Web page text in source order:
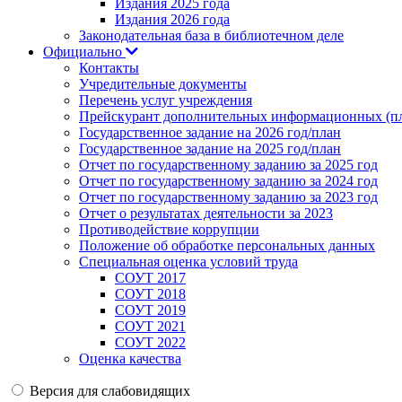
Издания 2025 года
Издания 2026 года
Законодательная база в библиотечном деле
Официально
Контакты
Учредительные документы
Перечень услуг учреждения
Прейскурант дополнительных информационных
Государственное задание на 2026 год/план
Государственное задание на 2025 год/план
Отчет по государственному заданию за 2025 год
Отчет по государственному заданию за 2024 год
Отчет по государственному заданию за 2023 год
Отчет о результатах деятельности за 2023
Противодействие коррупции
Положение об обработке персональных данных
Специальная оценка условий труда
СОУТ 2017
СОУТ 2018
СОУТ 2019
СОУТ 2021
СОУТ 2022
Оценка качества
Версия для слабовидящих